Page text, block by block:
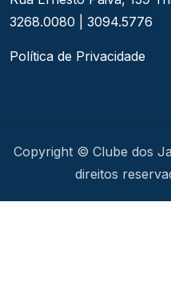
3268.0080 | 3094.5776
Política de Privacidade
Copyright © Clube dos
direitos